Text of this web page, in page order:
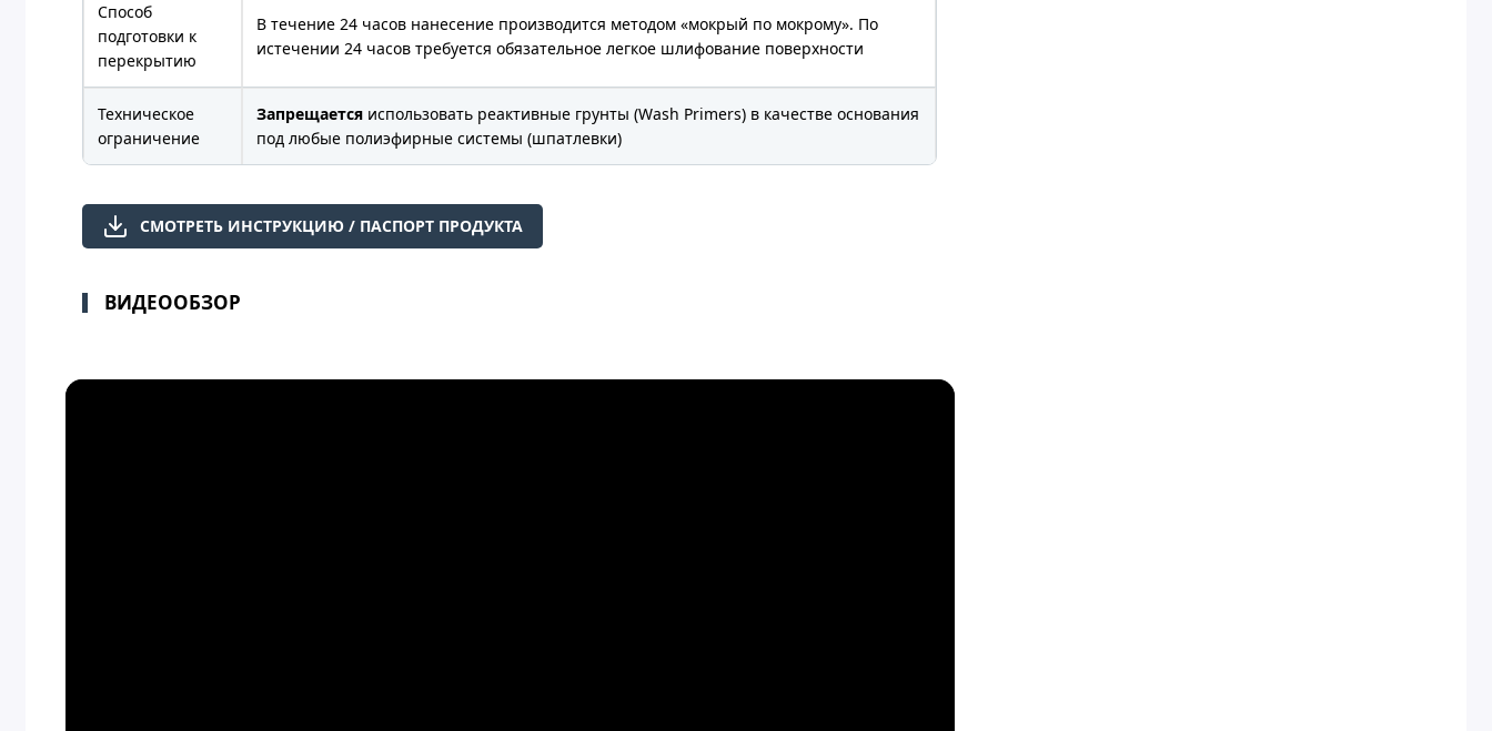
Способ
подготовки к
перекрытию
В течение 24 часов нанесение производится методом «мокрый по мокрому». По
истечении 24 часов требуется обязательное легкое шлифование поверхности
Техническое
ограничение
Запрещается использовать реактивные грунты (Wash Primers) в качестве основания
под любые полиэфирные системы (шпатлевки)
СМОТРЕТЬ ИНСТРУКЦИЮ / ПАСПОРТ ПРОДУКТА
ВИДЕООБЗОР